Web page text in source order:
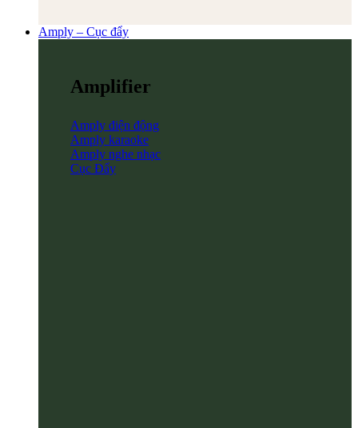
Amply – Cục đẩy
Amplifier
Amply điện động
Amply karaoke
Amply nghe nhạc
Cục Đẩy